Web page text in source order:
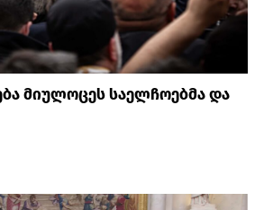
მიულოცეს საელჩოებმა და